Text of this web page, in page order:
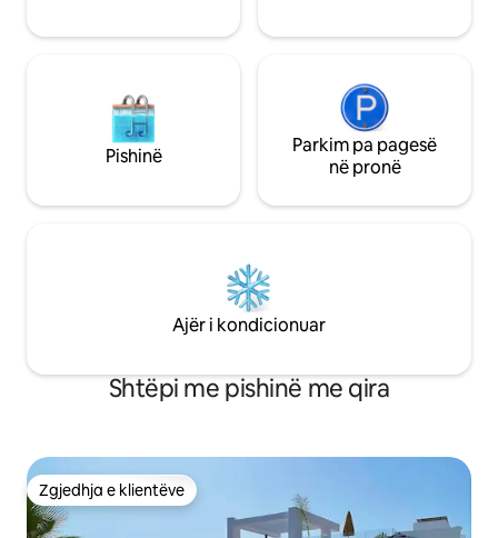
Pishinë
Parkim pa pagesë
në pronë
Ajër i kondicionuar
Shtëpi me pishinë me qira
Zgjedhja e klientëve
Zgjedhja e klientëve